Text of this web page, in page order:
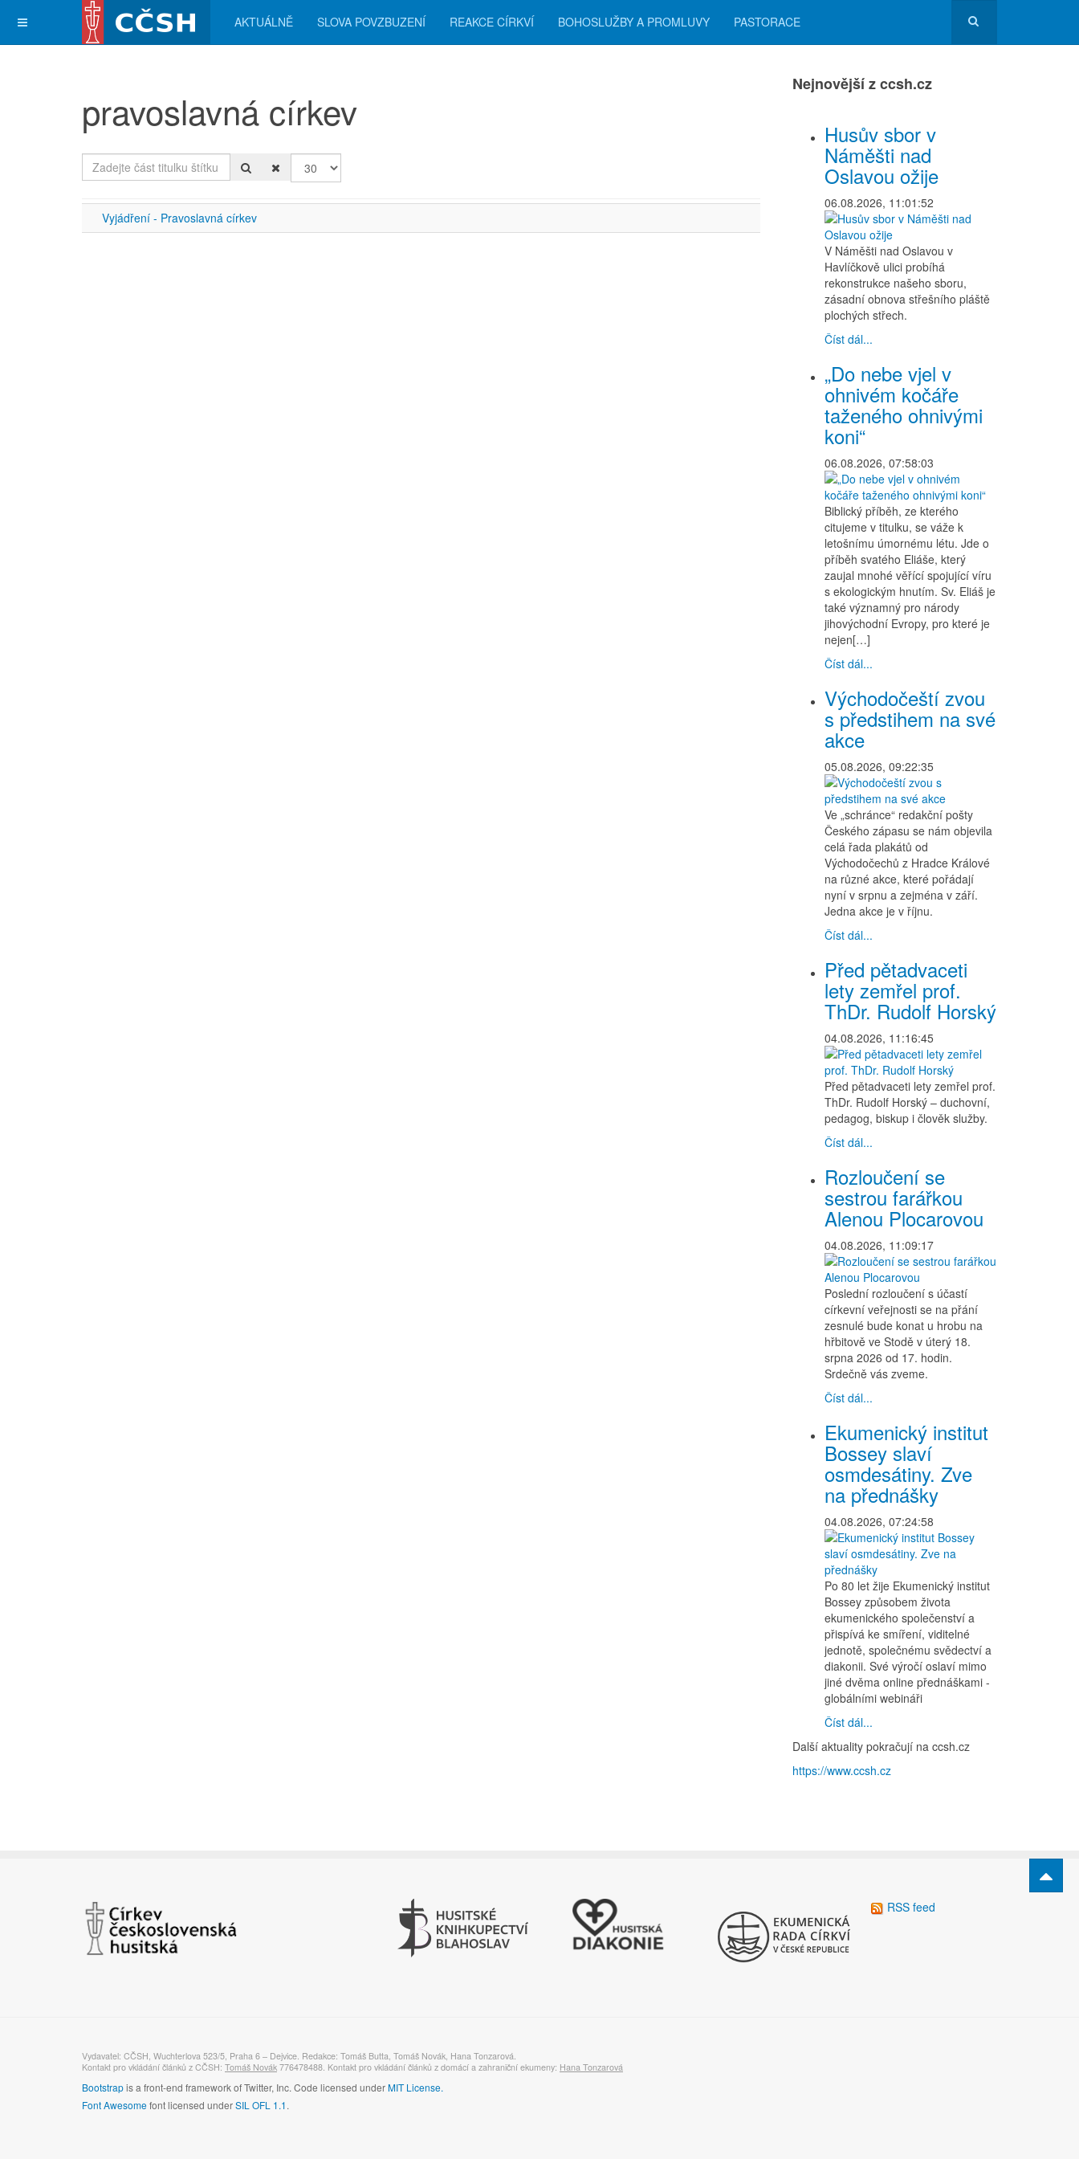
AKTUÁLNĚ SLOVA POVZBUZENÍ REAKCE CÍRKVÍ BOHOSLUŽBY A PROMLUVY PASTORACE
pravoslavná církev
Zadejte část titulku štítku Počet zobrazení
Vyjádření - Pravoslavná církev
Nejnovější z ccsh.cz
Husův sbor v
Náměšti nad
Oslavou ožije
06.08.2026, 11:01:52
V Náměšti nad Oslavou v
Havlíčkově ulici probíhá
rekonstrukce našeho sboru,
zásadní obnova střešního pláště
plochých střech.
Číst dál...
„Do nebe vjel v
ohnivém kočáře
taženého ohnivými
koni“
06.08.2026, 07:58:03
Biblický příběh, ze kterého
citujeme v titulku, se váže k
letošnímu úmornému létu. Jde o
příběh svatého Eliáše, který
zaujal mnohé věřící spojující víru
s ekologickým hnutím. Sv. Eliáš je
také významný pro národy
jihovýchodní Evropy, pro které je
nejen[…]
Číst dál...
Východočeští zvou
s předstihem na své
akce
05.08.2026, 09:22:35
Ve „schránce“ redakční pošty
Českého zápasu se nám objevila
celá řada plakátů od
Východočechů z Hradce Králové
na různé akce, které pořádají
nyní v srpnu a zejména v září.
Jedna akce je v říjnu.
Číst dál...
Před pětadvaceti
lety zemřel prof.
ThDr. Rudolf Horský
04.08.2026, 11:16:45
Před pětadvaceti lety zemřel prof.
ThDr. Rudolf Horský – duchovní,
pedagog, biskup i člověk služby.
Číst dál...
Rozloučení se
sestrou farářkou
Alenou Plocarovou
04.08.2026, 11:09:17
Poslední rozloučení s účastí
církevní veřejnosti se na přání
zesnulé bude konat u hrobu na
hřbitově ve Stodě v úterý 18.
srpna 2026 od 17. hodin.
Srdečně vás zveme.
Číst dál...
Ekumenický institut
Bossey slaví
osmdesátiny. Zve
na přednášky
04.08.2026, 07:24:58
Po 80 let žije Ekumenický institut
Bossey způsobem života
ekumenického společenství a
přispívá ke smíření, viditelné
jednotě, společnému svědectví a
diakonii. Své výročí oslaví mimo
jiné dvěma online přednáškami -
globálními webináři
Číst dál...
Další aktuality pokračují na ccsh.cz
https://www.ccsh.cz
RSS feed
Vydavatel: CČSH, Wuchterlova 523/5, Praha 6 – Dejvice. Redakce: Tomáš Butta, Tomáš Novák, Hana Tonzarová.
Kontakt pro vkládání článků z CČSH: Tomáš Novák 776478488. Kontakt pro vkládání článků z domácí a zahraniční ekumeny: Hana Tonzarová
Bootstrapis a front-end framework of Twitter, Inc. Code licensed underMIT License.
Font Awesomefont licensed underSIL OFL 1.1.